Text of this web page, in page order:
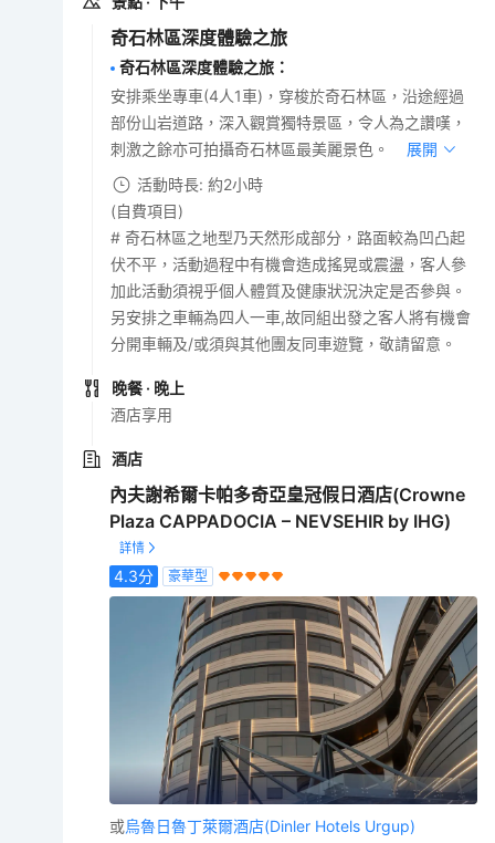
奇石林區深度體驗之旅
奇石林區深度體驗之旅 ：
安排乘坐專車(4人1車)，穿梭於奇石林區，沿途經過
部份山岩道路，深入觀賞獨特景區，令人為之讚嘆，
刺激之餘亦可拍攝奇石林區最美麗景色。
展開
活動時長: 約2小時
(自費項目)
# 奇石林區之地型乃天然形成部分，路面較為凹凸起
伏不平，活動過程中有機會造成搖晃或震盪，客人參
加此活動須視乎個人體質及健康狀況決定是否參與。
另安排之車輛為四人一車,故同組出發之客人將有機會
分開車輛及/或須與其他團友同車遊覽，敬請留意。
晚餐 · 晚上
酒店享用
酒店
內夫謝希爾卡帕多奇亞皇冠假日酒店(Crowne
Plaza CAPPADOCIA – NEVSEHIR by IHG)
4.3分 豪華型
或烏魯日魯丁萊爾酒店(Dinler Hotels Urgup)